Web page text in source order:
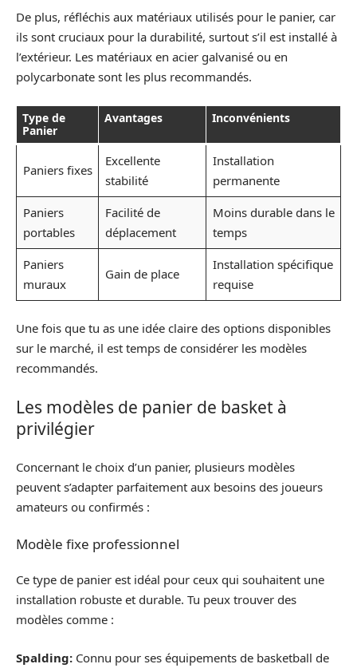
De plus, réfléchis aux matériaux utilisés pour le panier, car
ils sont cruciaux pour la durabilité, surtout s’il est installé à
l’extérieur. Les matériaux en acier galvanisé ou en
polycarbonate sont les plus recommandés.
Type de
Panier
Avantages Inconvénients
Paniers fixes
Excellente
stabilité
Installation
permanente
Paniers
portables
Facilité de
déplacement
Moins durable dans le
temps
Paniers
muraux
Gain de place
Installation spécifique
requise
Une fois que tu as une idée claire des options disponibles
sur le marché, il est temps de considérer les modèles
recommandés.
Les modèles de panier de basket à
privilégier
Concernant le choix d’un panier, plusieurs modèles
peuvent s’adapter parfaitement aux besoins des joueurs
amateurs ou confirmés :
Modèle fixe professionnel
Ce type de panier est idéal pour ceux qui souhaitent une
installation robuste et durable. Tu peux trouver des
modèles comme :
Spalding: Connu pour ses équipements de basketball de